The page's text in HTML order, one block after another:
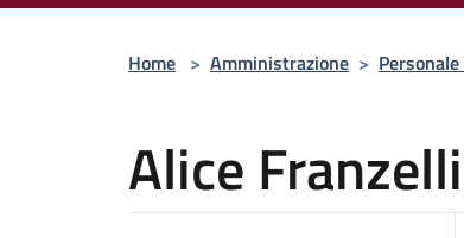
Home > Amministrazione >
Alice Franzelli